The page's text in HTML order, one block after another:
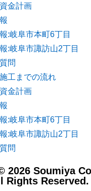
金計画
:岐阜市本町6丁目
:岐阜市諏訪山2丁目
問
工までの流れ
金計画
:岐阜市本町6丁目
:岐阜市諏訪山2丁目
問
2026 Soumiya
Rights Reserved.